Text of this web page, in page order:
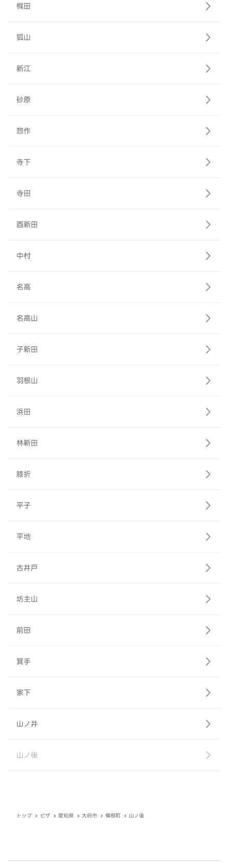
梶田
狐山
新江
砂原
惣作
寺下
寺田
酉新田
中村
名高
名高山
子新田
羽根山
浜田
林新田
膝折
平子
平地
古井戸
坊主山
前田
箕手
家下
山ノ井
山ノ後
トップ ピザ 愛知県 大府市 横根町 山ノ後